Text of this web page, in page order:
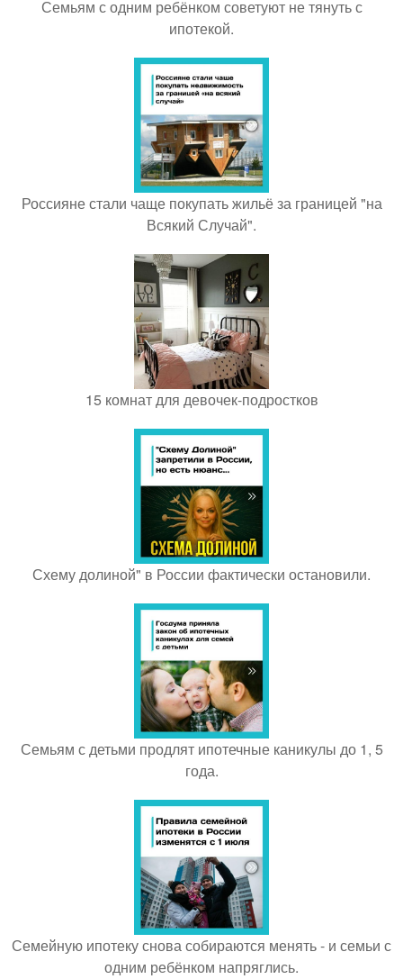
Семьям с одним ребёнком советуют не тянуть с
ипотекой.
Россияне стали чаще покупать жильё за границей "на
Всякий Случай".
15 комнат для девочек-подростков
Схему долиной" в России фактически остановили.
Семьям с детьми продлят ипотечные каникулы до 1, 5
года.
Семейную ипотеку снова собираются менять - и семьи с
одним ребёнком напряглись.